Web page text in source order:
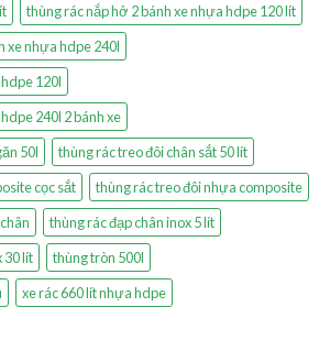
thùng rác nắp hở 2 bánh xe nhựa hdpe 120 lít
xe nhựa hdpe 240l
120l
240l 2 bánh xe
50l
thùng rác treo đôi chân sắt 50 lít
cọc sắt
thùng rác treo đôi nhựa composite
thùng rác đạp chân inox 5 lít
30 lít
thùng tròn 500l
xe rác 660 lít nhựa hdpe